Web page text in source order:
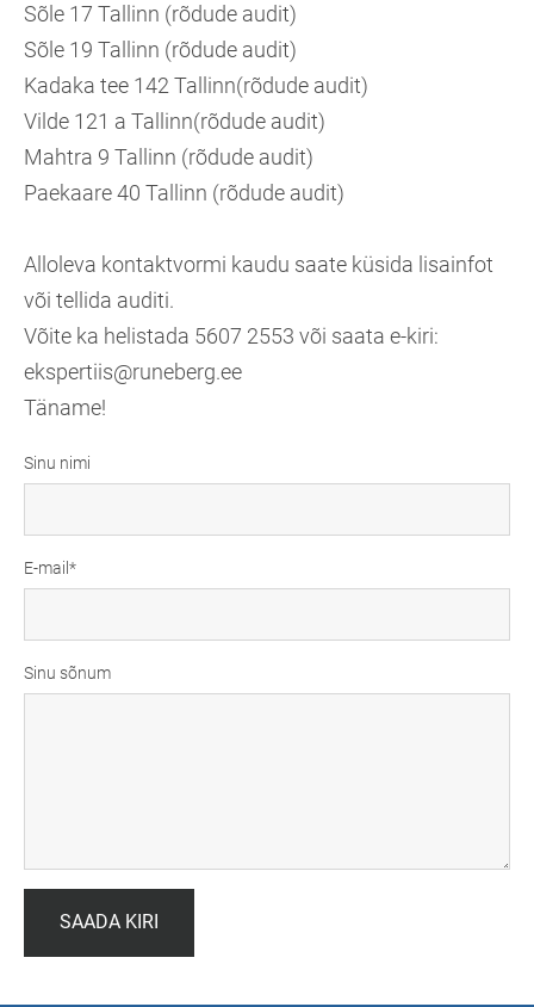
Sõle 17 Tallinn (rõdude audit)
Sõle 19 Tallinn (rõdude audit)
Kadaka tee 142 Tallinn(rõdude audit)
Vilde 121 a Tallinn(rõdude audit)
Mahtra 9 Tallinn (rõdude audit)
Paekaare 40 Tallinn (rõdude audit)
Alloleva kontaktvormi kaudu saate küsida lisainfot
või tellida auditi.
Võite ka helistada 5607 2553 või saata e-kiri:
ekspertiis@runeberg.ee
Täname!
Sinu nimi
E-mail
Sinu sõnum